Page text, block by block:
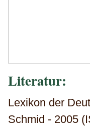
Literatur:
Lexikon der
Schmid - 2005